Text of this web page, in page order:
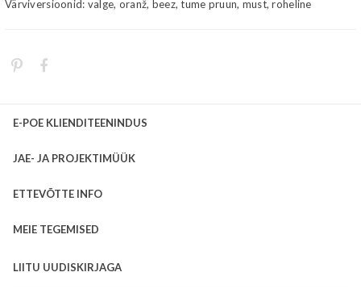
Värviversioonid: valge, oranž, beez, tume pruun, must, roheline
E-POE KLIENDITEENINDUS
JAE- JA PROJEKTIMÜÜK
ETTEVÕTTE INFO
MEIE TEGEMISED
LIITU UUDISKIRJAGA